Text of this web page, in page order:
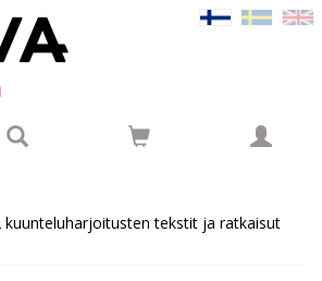
kuunteluharjoitusten tekstit ja ratkaisut